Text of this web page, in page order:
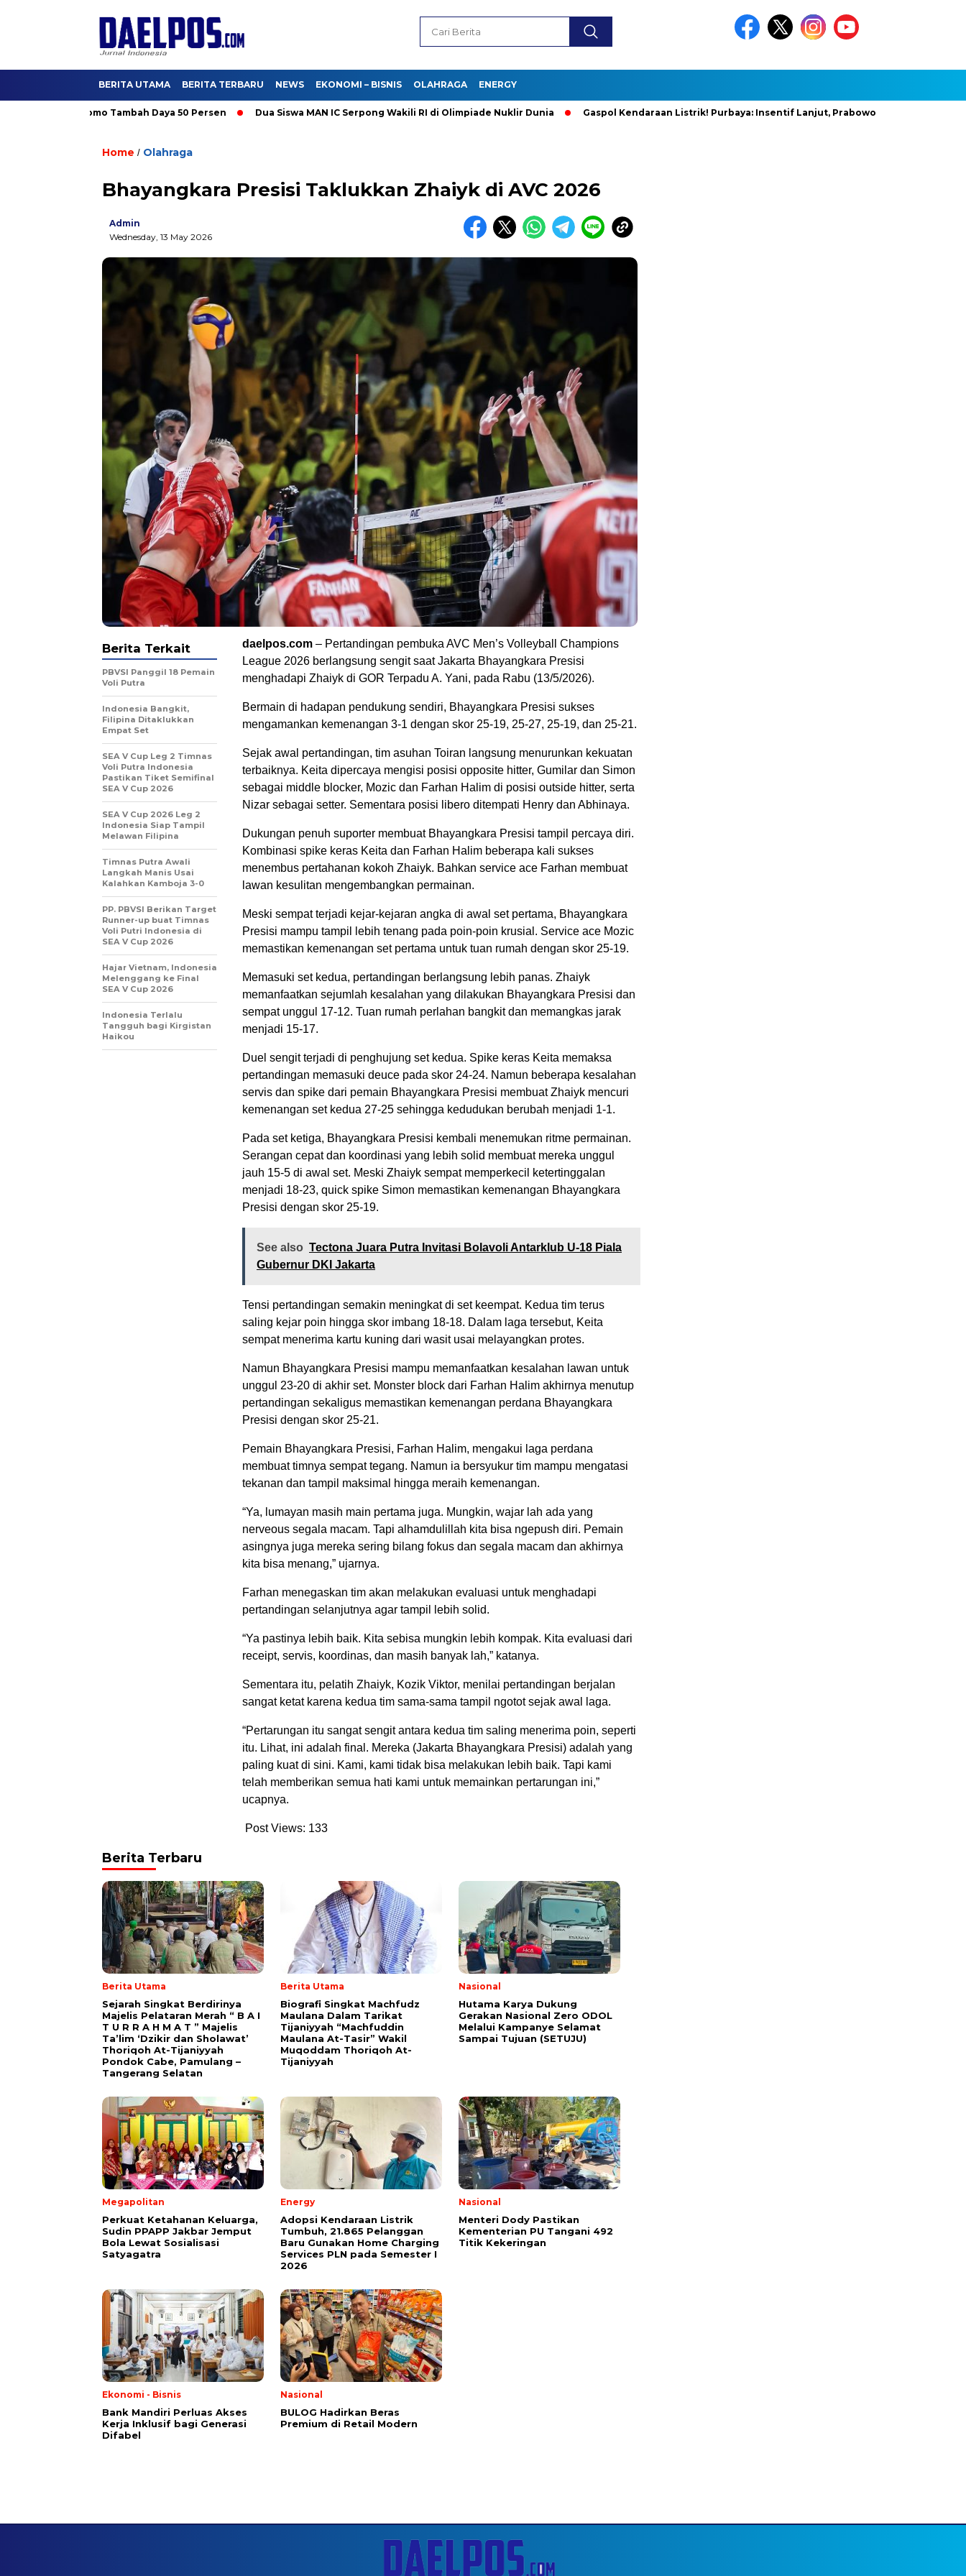
BERITA UTAMA BERITA TERBARU NEWS EKONOMI – BISNIS OLAHRAGA ENERGY
Promo Tambah Daya 50 Persen Dua Siswa MAN IC Serpong Wakili RI di Olimpiade Nuklir Dunia Gaspol Kendaraan Listrik! Purbaya: Insentif Lanjut, Prabowo Siapkan Stimulus Baru
Home / Olahraga
Bhayangkara Presisi Taklukkan Zhaiyk di AVC 2026
Admin
Wednesday, 13 May 2026
daelpos.com – Pertandingan pembuka AVC Men’s Volleyball Champions
League 2026 berlangsung sengit saat Jakarta Bhayangkara Presisi
menghadapi Zhaiyk di GOR Terpadu A. Yani, pada Rabu (13/5/2026).
Bermain di hadapan pendukung sendiri, Bhayangkara Presisi sukses
mengamankan kemenangan 3-1 dengan skor 25-19, 25-27, 25-19, dan 25-21.
Sejak awal pertandingan, tim asuhan Toiran langsung menurunkan kekuatan
terbaiknya. Keita dipercaya mengisi posisi opposite hitter, Gumilar dan Simon
sebagai middle blocker, Mozic dan Farhan Halim di posisi outside hitter, serta
Nizar sebagai setter. Sementara posisi libero ditempati Henry dan Abhinaya.
Dukungan penuh suporter membuat Bhayangkara Presisi tampil percaya diri.
Kombinasi spike keras Keita dan Farhan Halim beberapa kali sukses
menembus pertahanan kokoh Zhaiyk. Bahkan service ace Farhan membuat
lawan kesulitan mengembangkan permainan.
Meski sempat terjadi kejar-kejaran angka di awal set pertama, Bhayangkara
Presisi mampu tampil lebih tenang pada poin-poin krusial. Service ace Mozic
memastikan kemenangan set pertama untuk tuan rumah dengan skor 25-19.
Memasuki set kedua, pertandingan berlangsung lebih panas. Zhaiyk
memanfaatkan sejumlah kesalahan yang dilakukan Bhayangkara Presisi dan
sempat unggul 17-12. Tuan rumah perlahan bangkit dan memangkas jarak
menjadi 15-17.
Duel sengit terjadi di penghujung set kedua. Spike keras Keita memaksa
pertandingan memasuki deuce pada skor 24-24. Namun beberapa kesalahan
servis dan spike dari pemain Bhayangkara Presisi membuat Zhaiyk mencuri
kemenangan set kedua 27-25 sehingga kedudukan berubah menjadi 1-1.
Pada set ketiga, Bhayangkara Presisi kembali menemukan ritme permainan.
Serangan cepat dan koordinasi yang lebih solid membuat mereka unggul
jauh 15-5 di awal set. Meski Zhaiyk sempat memperkecil ketertinggalan
menjadi 18-23, quick spike Simon memastikan kemenangan Bhayangkara
Presisi dengan skor 25-19.
See also Tectona Juara Putra Invitasi Bolavoli Antarklub U-18 Piala
Gubernur DKI Jakarta
Tensi pertandingan semakin meningkat di set keempat. Kedua tim terus
saling kejar poin hingga skor imbang 18-18. Dalam laga tersebut, Keita
sempat menerima kartu kuning dari wasit usai melayangkan protes.
Namun Bhayangkara Presisi mampu memanfaatkan kesalahan lawan untuk
unggul 23-20 di akhir set. Monster block dari Farhan Halim akhirnya menutup
pertandingan sekaligus memastikan kemenangan perdana Bhayangkara
Presisi dengan skor 25-21.
Pemain Bhayangkara Presisi, Farhan Halim, mengakui laga perdana
membuat timnya sempat tegang. Namun ia bersyukur tim mampu mengatasi
tekanan dan tampil maksimal hingga meraih kemenangan.
“Ya, lumayan masih main pertama juga. Mungkin, wajar lah ada yang
nerveous segala macam. Tapi alhamdulillah kita bisa ngepush diri. Pemain
asingnya juga mereka sering bilang fokus dan segala macam dan akhirnya
kita bisa menang,” ujarnya.
Farhan menegaskan tim akan melakukan evaluasi untuk menghadapi
pertandingan selanjutnya agar tampil lebih solid.
“Ya pastinya lebih baik. Kita sebisa mungkin lebih kompak. Kita evaluasi dari
receipt, servis, koordinas, dan masih banyak lah,” katanya.
Sementara itu, pelatih Zhaiyk, Kozik Viktor, menilai pertandingan berjalan
sangat ketat karena kedua tim sama-sama tampil ngotot sejak awal laga.
“Pertarungan itu sangat sengit antara kedua tim saling menerima poin, seperti
itu. Lihat, ini adalah final. Mereka (Jakarta Bhayangkara Presisi) adalah yang
paling kuat di sini. Kami, kami tidak bisa melakukan lebih baik. Tapi kami
telah memberikan semua hati kami untuk memainkan pertarungan ini,”
ucapnya.
Post Views: 133
Berita Terkait
PBVSI Panggil 18 Pemain
Voli Putra
Indonesia Bangkit,
Filipina Ditaklukkan
Empat Set
SEA V Cup Leg 2 Timnas
Voli Putra Indonesia
Pastikan Tiket Semifinal
SEA V Cup 2026
SEA V Cup 2026 Leg 2
Indonesia Siap Tampil
Melawan Filipina
Timnas Putra Awali
Langkah Manis Usai
Kalahkan Kamboja 3-0
PP. PBVSI Berikan Target
Runner-up buat Timnas
Voli Putri Indonesia di
SEA V Cup 2026
Hajar Vietnam, Indonesia
Melenggang ke Final
SEA V Cup 2026
Indonesia Terlalu
Tangguh bagi Kirgistan
Haikou
Berita Terbaru
Berita Utama
Sejarah Singkat Berdirinya
Majelis Pelataran Merah “ B A I
T U R R A H M A T ” Majelis
Ta’lim ‘Dzikir dan Sholawat’
Thoriqoh At-Tijaniyyah
Pondok Cabe, Pamulang –
Tangerang Selatan
Berita Utama
Biografi Singkat Machfudz
Maulana Dalam Tarikat
Tijaniyyah “Machfuddin
Maulana At-Tasir” Wakil
Muqoddam Thoriqoh At-
Tijaniyyah
Nasional
Hutama Karya Dukung
Gerakan Nasional Zero ODOL
Melalui Kampanye Selamat
Sampai Tujuan (SETUJU)
Megapolitan
Perkuat Ketahanan Keluarga,
Sudin PPAPP Jakbar Jemput
Bola Lewat Sosialisasi
Satyagatra
Energy
Adopsi Kendaraan Listrik
Tumbuh, 21.865 Pelanggan
Baru Gunakan Home Charging
Services PLN pada Semester I
2026
Nasional
Menteri Dody Pastikan
Kementerian PU Tangani 492
Titik Kekeringan
Ekonomi - Bisnis
Bank Mandiri Perluas Akses
Kerja Inklusif bagi Generasi
Difabel
Nasional
BULOG Hadirkan Beras
Premium di Retail Modern